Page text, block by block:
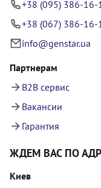
+38 (095) 386-16-
+38 (067) 386-16-
info@genstar.ua
Партнерам
B2B сервис
Вакансии
Гарантия
ЖДЕМ ВАС ПО
Киев